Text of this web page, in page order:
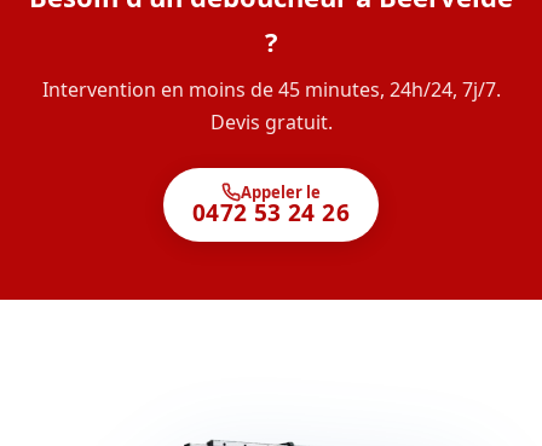
?
Intervention en moins de 45 minutes, 24h/24, 7j/7.
Devis gratuit.
Appeler le
0472 53 24 26